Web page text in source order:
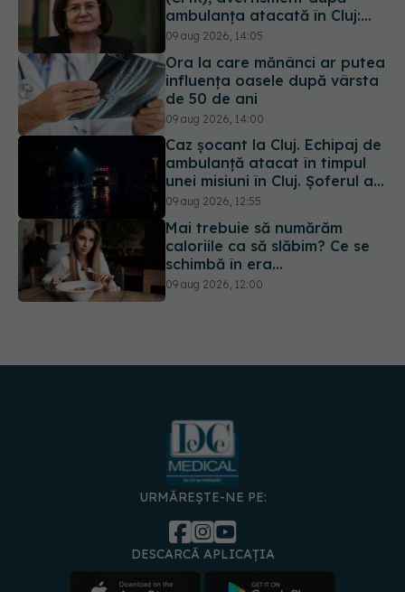
ambulanța atacată în Cluj:
Fake news-ul nu este
09 aug 2026, 14:05
Ora la care mănânci ar putea
influența oasele după vârsta
de 50 de ani
09 aug 2026, 14:00
Caz șocant la Cluj. Echipaj de
ambulanță atacat în timpul
unei misiuni în Cluj. Șoferul a
ajuns la operație.
09 aug 2026, 12:55
Mai trebuie să numărăm
caloriile ca să slăbim? Ce se
schimbă în era
medicamentelor GLP-1
09 aug 2026, 12:00
URMĂREȘTE-NE PE:
DESCARCĂ APLICAȚIA